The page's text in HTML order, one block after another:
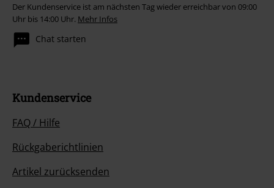
Der Kundenservice ist am nächsten Tag wieder erreichbar von 09:00
Uhr bis 14:00 Uhr. Mehr Infos
Chat starten
Kundenservice
FAQ / Hilfe
Rückgaberichtlinien
Artikel zurücksenden